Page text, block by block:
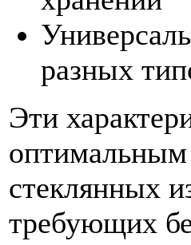
разных
Эти
оптимальным
стеклянных
требующих